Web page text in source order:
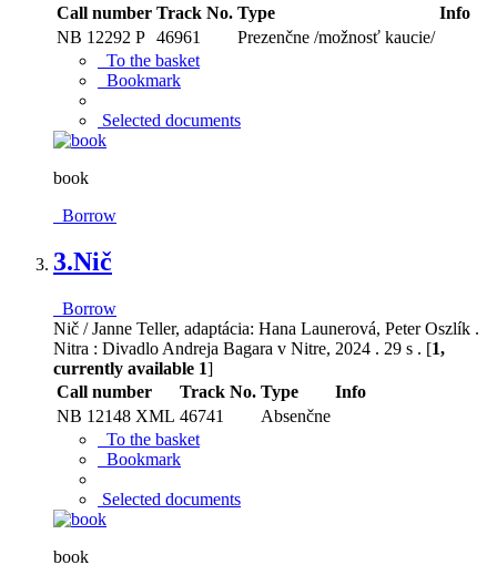
Call number Track No. Type
Info
NB 12292 P 46961
Prezenčne /možnosť kaucie/
To the basket
Bookmark
Selected documents
book
Borrow
3.Nič
Borrow
Nič / Janne Teller, adaptácia: Hana Launerová, Peter Oszlík .
Nitra : Divadlo Andreja Bagara v Nitre, 2024 . 29 s . [1,
currently available 1]
Call number
Track No. Type
Info
NB 12148 XML 46741
Absenčne
To the basket
Bookmark
Selected documents
book